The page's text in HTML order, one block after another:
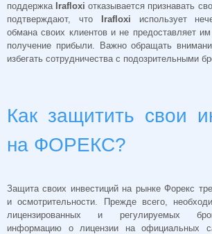
поддержка Irafloxi отказывается признавать
подтверждают, что
Irafloxi использует
обмана своих клиентов и не предоставляет
получение прибыли. Важно обращать
избегать сотрудничества с подозрительными
Как защитить свои
на ФОРЕКС?
Защита своих инвестиций на рынке Форекс
и осмотрительности. Прежде всего,
лицензированных и регулируемых
информацию о лицензии на официальных